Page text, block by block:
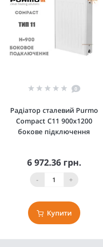
0
Радіатор сталевий Purmo
Compact C11 900x1200
бокове підключення
6 972.36 грн.
- +
Купити